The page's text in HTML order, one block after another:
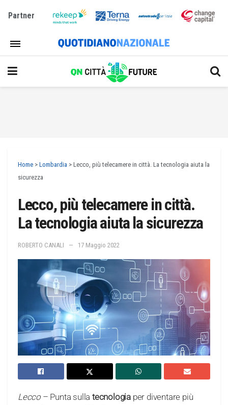
Partner
Home > Lombardia > Lecco, più telecamere in città. La tecnologia aiuta la
sicurezza
Lecco, più telecamere in città.
La tecnologia aiuta la sicurezza
ROBERTO CANALI 17 Maggio 2022
Lecco – Punta sulla tecnologia per diventare più